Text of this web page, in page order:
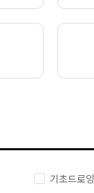
기초드로잉